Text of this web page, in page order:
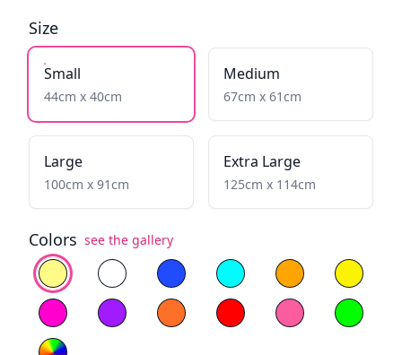
Size
Small
44cm x 40cm
Medium
67cm x 61cm
Large
100cm x 91cm
Extra Large
125cm x 114cm
Colors see the gallery
Select color
Warm WhiteCold WhiteBlue Fiery YellowYellow
Magenta
Purple Orange Red Light Pink Green